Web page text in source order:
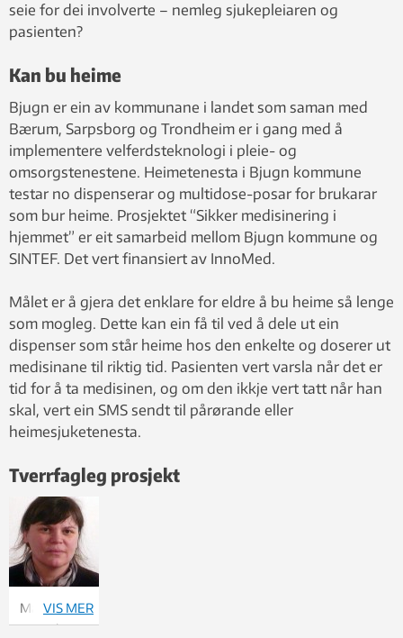
seie for dei involverte – nemleg sjukepleiaren og
pasienten?
Kan bu heime
Bjugn er ein av kommunane i landet som saman med
Bærum, Sarpsborg og Trondheim er i gang med å
implementere velferdsteknologi i pleie- og
omsorgstenestene. Heimetenesta i Bjugn kommune
testar no dispenserar og multidose-posar for brukarar
som bur heime. Prosjektet “Sikker medisinering i
hjemmet” er eit samarbeid mellom Bjugn kommune og
SINTEF. Det vert finansiert av InnoMed.
Målet er å gjera det enklare for eldre å bu heime så lenge
som mogleg. Dette kan ein få til ved å dele ut ein
dispenser som står heime hos den enkelte og doserer ut
medisinane til riktig tid. Pasienten vert varsla når det er
tid for å ta medisinen, og om den ikkje vert tatt når han
skal, vert ein SMS sendt til pårørande eller
heimesjuketenesta.
Tverrfagleg prosjekt
Martina
Keitsch.
VIS MER